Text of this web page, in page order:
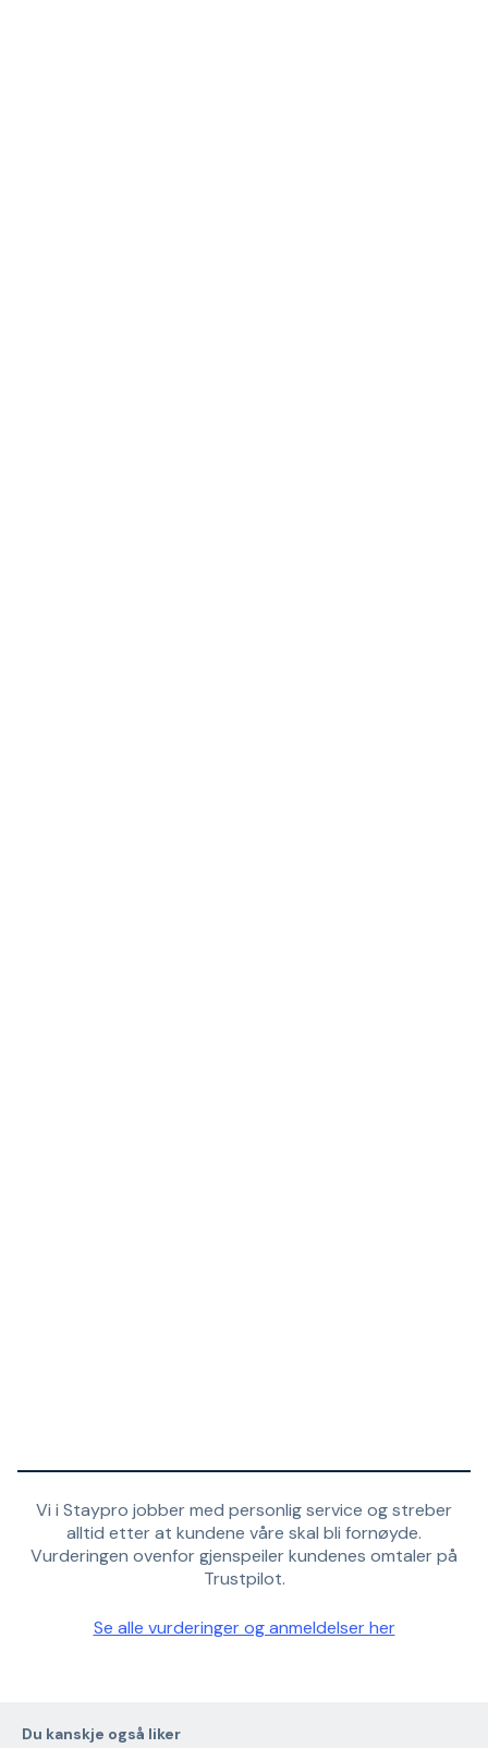
Vi i Staypro jobber med personlig service og streber
alltid etter at kundene våre skal bli fornøyde.
Vurderingen ovenfor gjenspeiler kundenes omtaler på
Trustpilot.
Se alle vurderinger og anmeldelser her
Du kanskje også liker